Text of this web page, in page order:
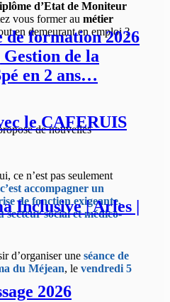
d’Etat de Moniteur
vous former au métier
en demeurant en emploi ?
de formation 2026
de la
en 2 ans…
de nouvelles
le CAFERUIS
ce n’est pas seulement
c’est accompagner un
de fonction exigeante,
secteur social et médico-
Inclusive | Arles |
d’organiser une séance de
du Méjean, le vendredi 5
2026